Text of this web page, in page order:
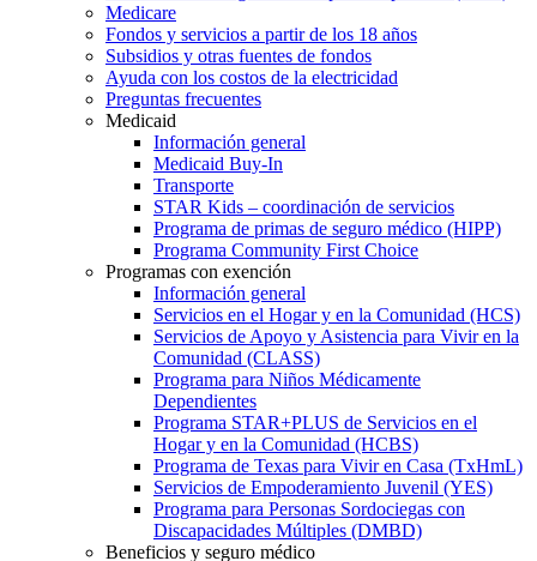
Medicare
Fondos y servicios a partir de los 18 años
Subsidios y otras fuentes de fondos
Ayuda con los costos de la electricidad
Preguntas frecuentes
Medicaid
Información general
Medicaid Buy-In
Transporte
STAR Kids – coordinación de servicios
Programa de primas de seguro médico (HIPP)
Programa Community First Choice
Programas con exención
Información general
Servicios en el Hogar y en la Comunidad (HCS)
Servicios de Apoyo y Asistencia para Vivir en la
Comunidad (CLASS)
Programa para Niños Médicamente
Dependientes
Programa STAR+PLUS de Servicios en el
Hogar y en la Comunidad (HCBS)
Programa de Texas para Vivir en Casa (TxHmL)
Servicios de Empoderamiento Juvenil (YES)
Programa para Personas Sordociegas con
Discapacidades Múltiples (DMBD)
Beneficios y seguro médico